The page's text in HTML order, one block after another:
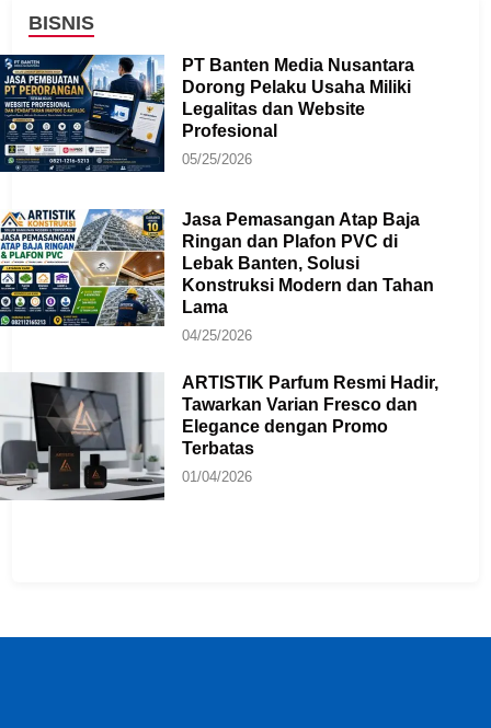
BISNIS
PT Banten Media Nusantara
Dorong Pelaku Usaha Miliki
Legalitas dan Website
Profesional
05/25/2026
Jasa Pemasangan Atap Baja
Ringan dan Plafon PVC di
Lebak Banten, Solusi
Konstruksi Modern dan Tahan
Lama
04/25/2026
ARTISTIK Parfum Resmi Hadir,
Tawarkan Varian Fresco dan
Elegance dengan Promo
Terbatas
01/04/2026